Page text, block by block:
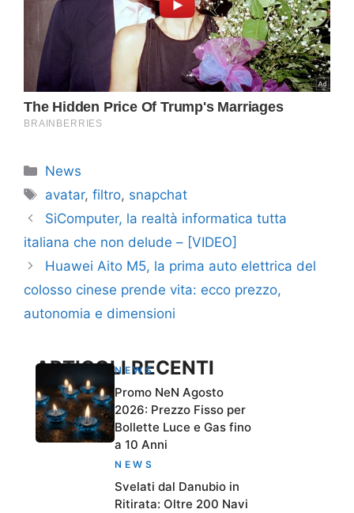
Categorie
News
Tag
avatar,filtro, snapchat
SiComputer, la realtà informatica tutta
italiana che non delude – [VIDEO]
Huawei Aito M5, la prima auto elettrica del
colosso cinese prende vita: ecco prezzo,
autonomia e dimensioni
ARTICOLI RECENTI
NEWS
Promo NeN Agosto
2026: Prezzo Fisso per
Bollette Luce e Gas fino
a 10 Anni
NEWS
Svelati dal Danubio in
Ritirata: Oltre 200 Navi